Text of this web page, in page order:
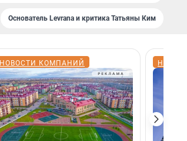
Основатель Levrana и критика Татьяны Ким
НОВОСТИ КОМПАНИЙ